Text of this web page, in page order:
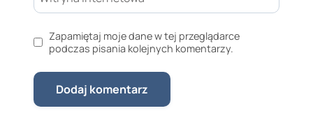
Zapamiętaj moje dane w tej przeglądarce
podczas pisania kolejnych komentarzy.